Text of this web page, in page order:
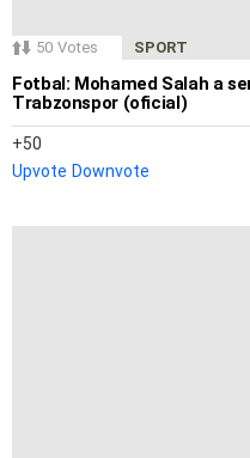
50 Votes SPORT
Fotbal: Mohamed Salah a
Trabzonspor (oficial)
50
Upvote Downvote